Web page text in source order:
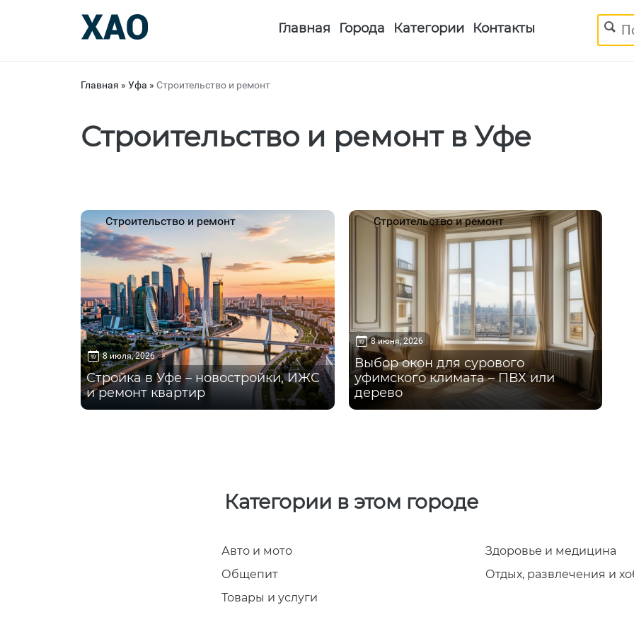
Главная Города Категории Контакты
Главная » Уфа » Строительство и ремонт
Строительство и ремонт в Уфе
Строительство и ремонт
8 июля, 2026
Стройка в Уфе – новостройки, ИЖС
и ремонт квартир
Строительство и ремонт
8 июня, 2026
Выбор окон для сурового
уфимского климата – ПВХ или
дерево
Категории в этом городе
Авто и мото
Здоровье и медицина
Общепит
Отдых, развлечения и
Товары и услуги